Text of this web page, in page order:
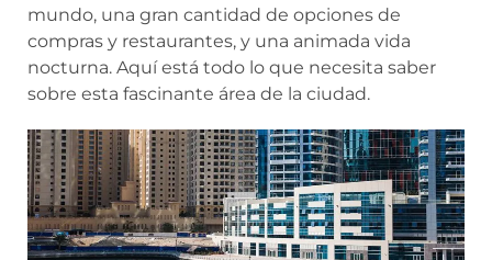
mundo, una gran cantidad de opciones de
compras y restaurantes, y una animada vida
nocturna. Aquí está todo lo que necesita saber
sobre esta fascinante área de la ciudad.